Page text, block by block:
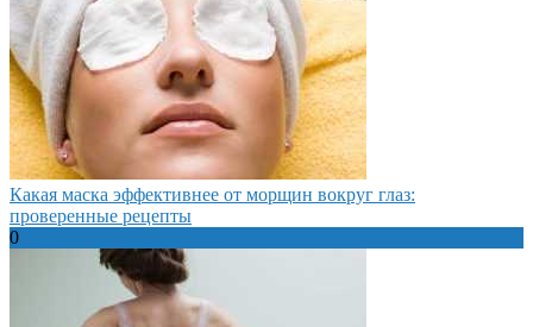
Какая маска эффективнее от морщин вокруг глаз:
проверенные рецепты
0